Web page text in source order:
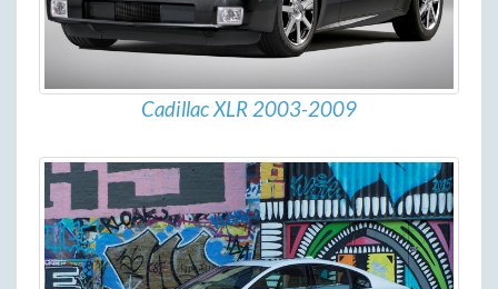
Cadillac XLR 2003-2009